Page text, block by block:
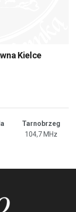
Kielce
Tarnobrzeg
104,7 MHz